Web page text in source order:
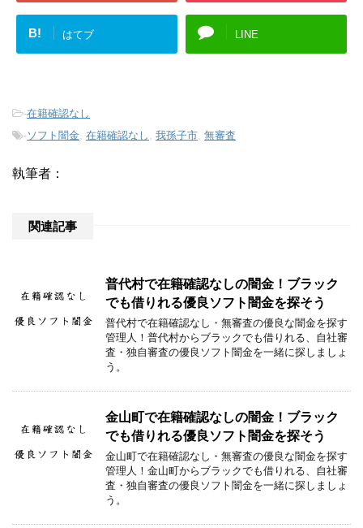
B! はてブ LINE
-在籍確認なし
-ソフト闇金, 在籍確認なし , 我孫子市, 無審査
執筆者：
関連記事
普代村で在籍確認なしの闇金！ブラック
でも借りれる優良ソフト闇金を探そう
普代村で在籍確認なし・無審査の優良な闇金を探す
管理人！普代村からブラックでも借りれる、自社審
査・独自審査の優良ソフト闇金を一緒に探しましょ
う。
金山町で在籍確認なしの闇金！ブラック
でも借りれる優良ソフト闇金を探そう
金山町で在籍確認なし・無審査の優良な闇金を探す
管理人！金山町からブラックでも借りれる、自社審
査・独自審査の優良ソフト闇金を一緒に探しましょ
う。